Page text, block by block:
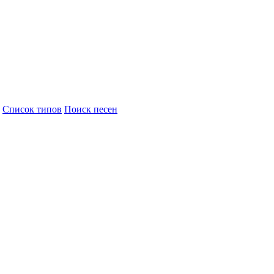
Cписок типов Поиск песен